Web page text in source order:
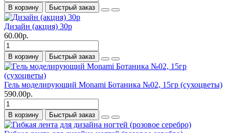
В корзину Быстрый заказ
Дизайн (акция) 30р
60.00р.
В корзину Быстрый заказ
Гель моделирующий Monami Ботаника №02, 15гр (сухоцветы)
590.00р.
В корзину Быстрый заказ